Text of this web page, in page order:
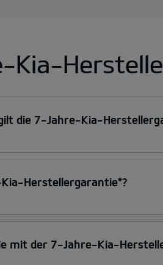
Kia-
die 7-Jahre-Kia-
Herstellergarantie*?
mit der 7-Jahre-Kia-